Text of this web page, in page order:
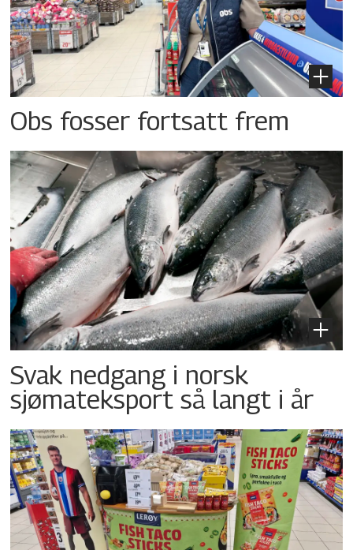
Obs fosser fortsatt frem
Svak nedgang i norsk
sjømateksport så langt i år